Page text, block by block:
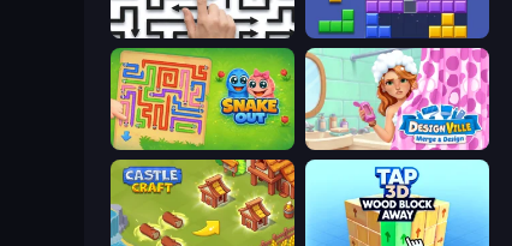
Arrow Escape: Puzzle Blocks and that’s it
Snake Out: Maze Escape Designville: Merge & Design